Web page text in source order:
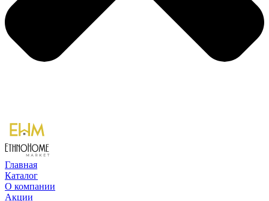
Главная
Каталог
О компании
Акции